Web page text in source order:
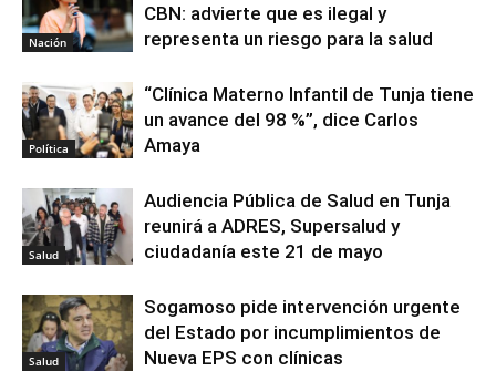
Nación
CBN: advierte que es ilegal y
representa un riesgo para la salud
Política
“Clínica Materno Infantil de Tunja tiene
un avance del 98 %”, dice Carlos
Amaya
Salud
Audiencia Pública de Salud en Tunja
reunirá a ADRES, Supersalud y
ciudadanía este 21 de mayo
Salud
Sogamoso pide intervención urgente
del Estado por incumplimientos de
Nueva EPS con clínicas